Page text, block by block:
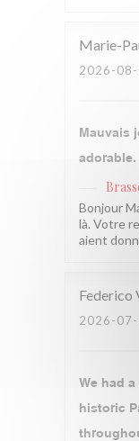
Marie-
2026-08-
Mauvais
adorable.
Bonjour
là. Votre
aient
Federico
2026-
We had
historic